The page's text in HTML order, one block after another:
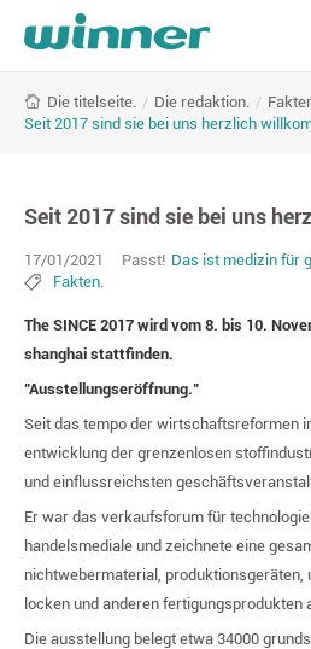
2017
uns
willkommen.
Die titelseite. / Die redaktion. /
Seit 2017 sind sie bei uns herzlich
Seit 2017 sind sie bei uns
17/01/2021 Passt! Das ist medizin für
Fakten.
The SINCE 2017 wird vom 8. bis 10.
shanghai stattfinden.
"Ausstellungseröffnung."
Seit das tempo der wirtschaftsreformen
entwicklung der grenzenlosen
und einflussreichsten
Er war das verkaufsforum für
handelsmediale und zeichnete eine
nichtwebermaterial, produktionsgeräten,
locken und anderen fertigungsprodukten
Die ausstellung belegt etwa 34000